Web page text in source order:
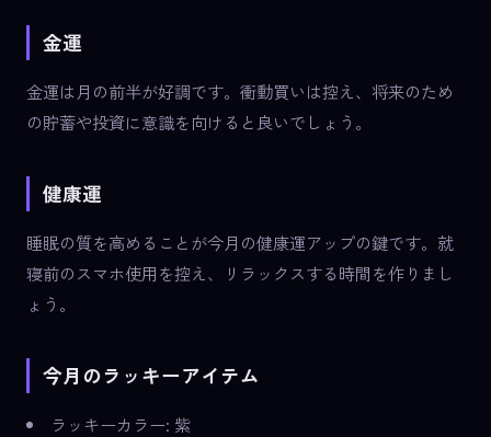
金運
金運は月の前半が好調です。衝動買いは控え、将来のため
の貯蓄や投資に意識を向けると良いでしょう。
健康運
睡眠の質を高めることが今月の健康運アップの鍵です。就
寝前のスマホ使用を控え、リラックスする時間を作りまし
ょう。
今月のラッキーアイテム
ラッキーカラー: 紫